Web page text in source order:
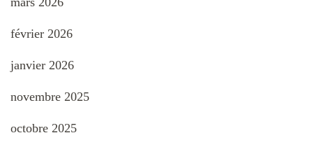
février 2026
janvier 2026
novembre 2025
octobre 2025